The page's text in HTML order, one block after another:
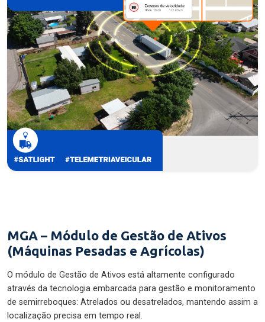
MGA – Módulo de Gestão de Ativos
(Máquinas Pesadas e Agrícolas)
O módulo de Gestão de Ativos está altamente configurado
através da tecnologia embarcada para gestão e monitoramento
de semirreboques: Atrelados ou desatrelados, mantendo assim a
localização precisa em tempo real.